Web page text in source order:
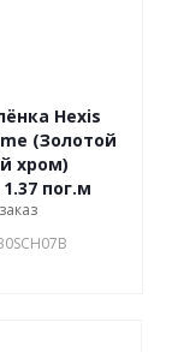
Hexis
(Золотой
хром)
1.37 пог.м